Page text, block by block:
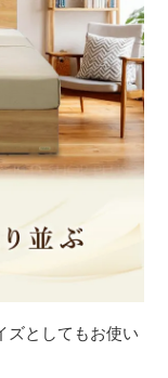
ズとしてもお使い